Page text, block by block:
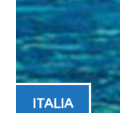
ITALIA